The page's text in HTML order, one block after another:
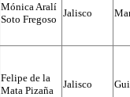
Mónica Aralí
Soto Fregoso
Jalisco
Felipe de la
Mata Pizaña
Jalisco